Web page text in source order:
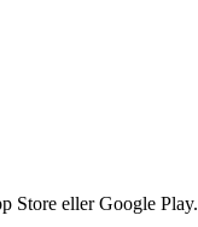
Store eller Google Play.